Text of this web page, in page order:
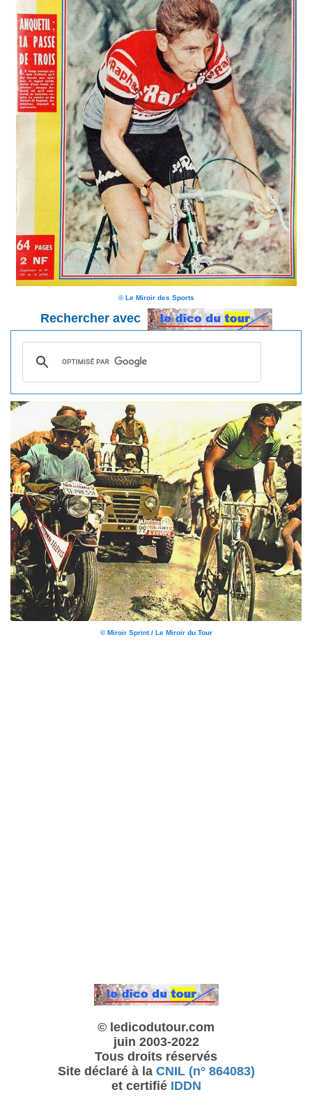
© Le Miroir des Sports
Rechercher avec
© Miroir Sprint / Le Miroir du Tour
© ledicodutour.com
juin 2003-2022
Tous droits réservés
Site déclaré à la CNIL (n° 864083)
et certifié IDDN